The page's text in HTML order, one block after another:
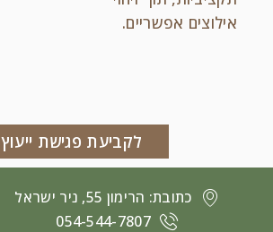
אילוצים אפשריים.
לקביעת פגישת ייעוץ
כתובת: הרימון 55, ניר ישראל
054-544-7807